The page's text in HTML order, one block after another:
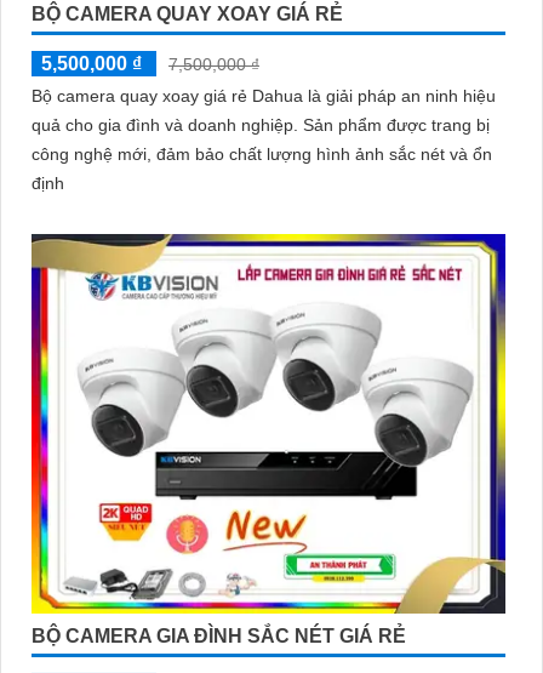
BỘ CAMERA QUAY XOAY GIÁ RẺ
5,500,000 ₫
7,500,000 ₫
Bộ camera quay xoay giá rẻ Dahua là giải pháp an ninh hiệu
quả cho gia đình và doanh nghiệp. Sản phẩm được trang bị
công nghệ mới, đảm bảo chất lượng hình ảnh sắc nét và ổn
định
BỘ CAMERA GIA ĐÌNH SẮC NÉT GIÁ RẺ